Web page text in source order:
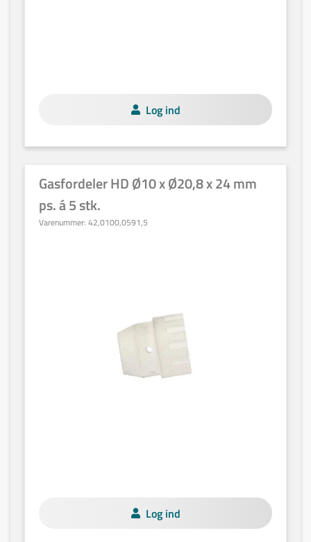
Log ind
Gasfordeler HD Ø10 x Ø20,8 x 24 mm
ps. á 5 stk.
Varenummer: 42,0100,0591,5
Log ind